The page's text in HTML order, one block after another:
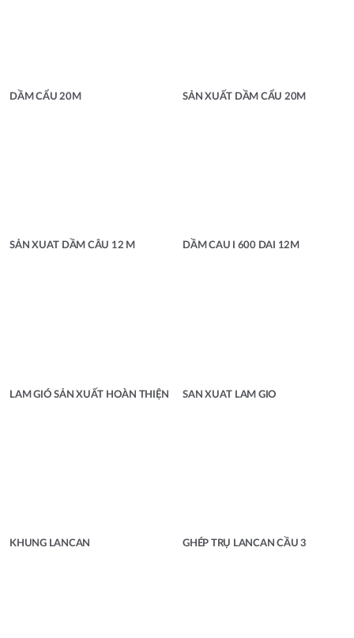
DẦM CẨU 20M SẢN XUẤT DẦM CẨU 20M
SẢN XUAT DẦM CÂU 12 M DẦM CAU I 600 DAI 12M
LAM GIÓ SẢN XUẤT HOÀN THIỆN SAN XUAT LAM GIO
KHUNG LANCAN GHÉP TRỤ LANCAN CẦU 3